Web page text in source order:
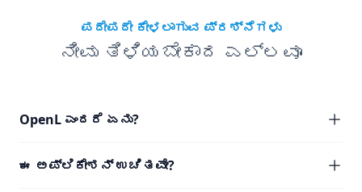
ಪದೇಪದೇ ಕೇಳಲಾಗುವ ಪ್ರಶ್ನೆಗಳು
ನೀವು ತಿಳಿಯಬೇಕಾದ ಎಲ್ಲವೂ
OpenL ಎಂದರೆ ಏನು?
ಈ ಅಪ್ಲಿಕೇಶನ್ ಉಚಿತವೇ?